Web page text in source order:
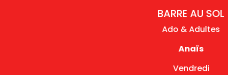
BARRE AU SOL
Ado & Adultes
Anaïs
Vendredi